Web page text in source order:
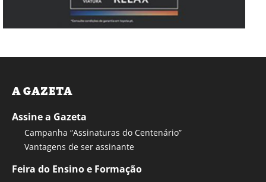
A GAZETA
Assine a Gazeta
Campanha “Assinaturas do Centenário”
Vantagens de ser assinante
Feira do Ensino e Formação